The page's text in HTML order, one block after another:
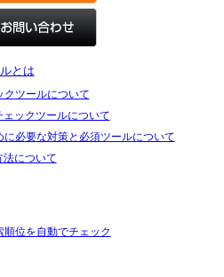
とは
クツールについて
ックツールについて
必要な対策と必須ツールについて
について
位を自動でチェック